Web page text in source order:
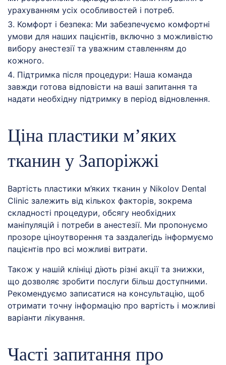
урахуванням усіх особливостей і потреб.
Комфорт і безпека: Ми забезпечуємо комфортні
умови для наших пацієнтів, включно з можливістю
вибору анестезії та уважним ставленням до
кожного.
Підтримка після процедури: Наша команда
завжди готова відповісти на ваші запитання та
надати необхідну підтримку в період відновлення.
Ціна пластики м’яких
тканин у Запоріжжі
Вартість пластики м’яких тканин у Nikolov Dental
Clinic залежить від кількох факторів, зокрема
складності процедури, обсягу необхідних
маніпуляцій і потреби в анестезії. Ми пропонуємо
прозоре ціноутворення та заздалегідь інформуємо
пацієнтів про всі можливі витрати.
Також у нашій клініці діють різні акції та знижки,
що дозволяє зробити послуги більш доступними.
Рекомендуємо записатися на консультацію, щоб
отримати точну інформацію про вартість і можливі
варіанти лікування.
Часті запитання про